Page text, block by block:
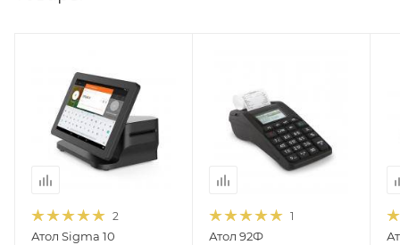
2
Атол Sigma 10
1
Атол 92Ф